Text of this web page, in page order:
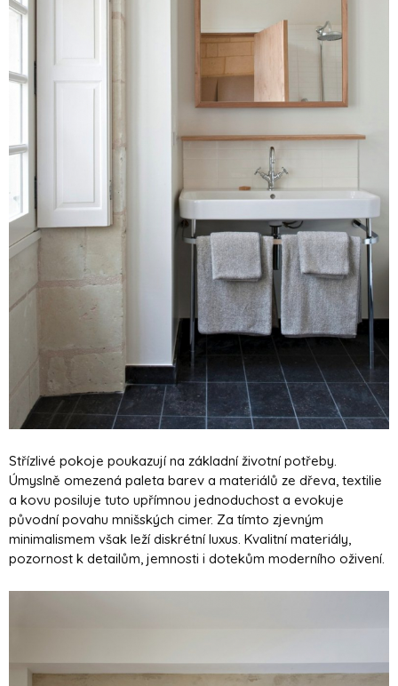
Střízlivé pokoje poukazují na základní životní potřeby.
Úmyslně omezená paleta barev a materiálů ze dřeva, textilie
a kovu posiluje tuto upřímnou jednoduchost a evokuje
původní povahu mnišských cimer. Za tímto zjevným
minimalismem však leží diskrétní luxus. Kvalitní materiály,
pozornost k detailům, jemnosti i dotekům moderního oživení.